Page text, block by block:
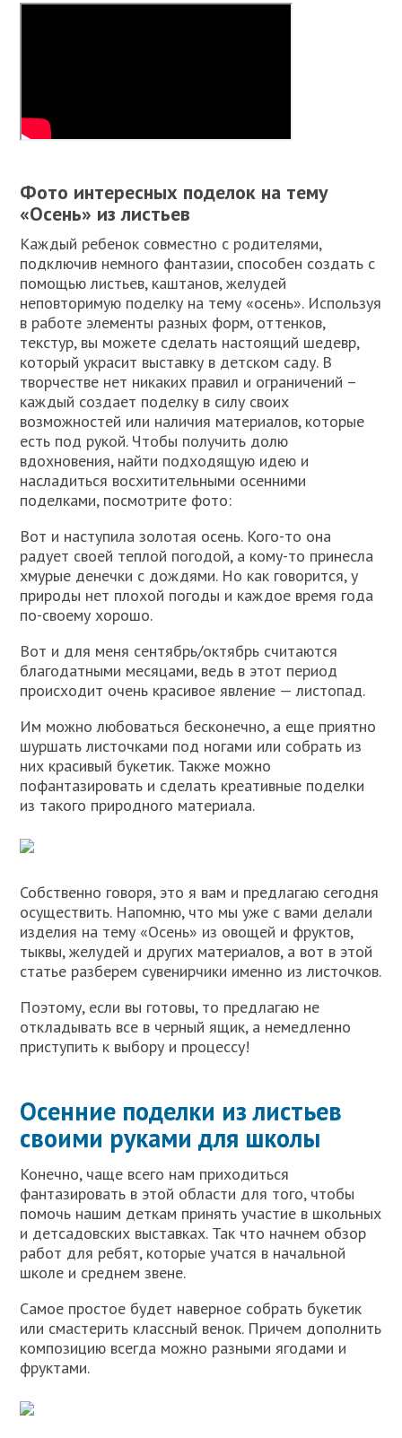
Фото интересных поделок на тему
«Осень» из листьев
Каждый ребенок совместно с родителями,
подключив немного фантазии, способен создать с
помощью листьев, каштанов, желудей
неповторимую поделку на тему «осень». Используя
в работе элементы разных форм, оттенков,
текстур, вы можете сделать настоящий шедевр,
который украсит выставку в детском саду. В
творчестве нет никаких правил и ограничений –
каждый создает поделку в силу своих
возможностей или наличия материалов, которые
есть под рукой. Чтобы получить долю
вдохновения, найти подходящую идею и
насладиться восхитительными осенними
поделками, посмотрите фото:
Вот и наступила золотая осень. Кого-то она
радует своей теплой погодой, а кому-то принесла
хмурые денечки с дождями. Но как говорится, у
природы нет плохой погоды и каждое время года
по-своему хорошо.
Вот и для меня сентябрь/октябрь считаются
благодатными месяцами, ведь в этот период
происходит очень красивое явление — листопад.
Им можно любоваться бесконечно, а еще приятно
шуршать листочками под ногами или собрать из
них красивый букетик. Также можно
пофантазировать и сделать креативные поделки
из такого природного материала.
Собственно говоря, это я вам и предлагаю сегодня
осуществить. Напомню, что мы уже с вами делали
изделия на тему «Осень» из овощей и фруктов,
тыквы, желудей и других материалов, а вот в этой
статье разберем сувенирчики именно из листочков.
Поэтому, если вы готовы, то предлагаю не
откладывать все в черный ящик, а немедленно
приступить к выбору и процессу!
Осенние поделки из листьев
своими руками для школы
Конечно, чаще всего нам приходиться
фантазировать в этой области для того, чтобы
помочь нашим деткам принять участие в школьных
и детсадовских выставках. Так что начнем обзор
работ для ребят, которые учатся в начальной
школе и среднем звене.
Самое простое будет наверное собрать букетик
или смастерить классный венок. Причем дополнить
композицию всегда можно разными ягодами и
фруктами.